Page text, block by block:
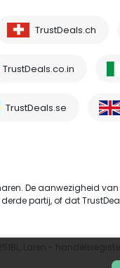
TrustDeals.ch
TrustDeals.co.in
TrustDeals.se
De aanwezigheid van
partij, of dat